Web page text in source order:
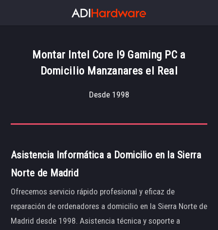
Montar Intel Core I9 Gaming PC a
Domicilio Manzanares el Real
Desde 1998
Asistencia Informática a Domicilio en la Sierra
Norte de Madrid
Ofrecemos servicio rápido profesional y eficaz de
reparación de ordenadores a domicilio en la Sierra Norte de
Madrid desde 1998. Asistencia técnica y soporte a